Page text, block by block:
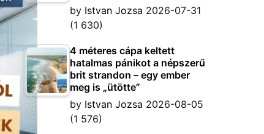
by Istvan Jozsa 2026-07-31
(1 630)
4 méteres cápa keltett
hatalmas pánikot a népszerű
brit strandon – egy ember
meg is „ütötte”
by Istvan Jozsa 2026-08-05
(1 576)